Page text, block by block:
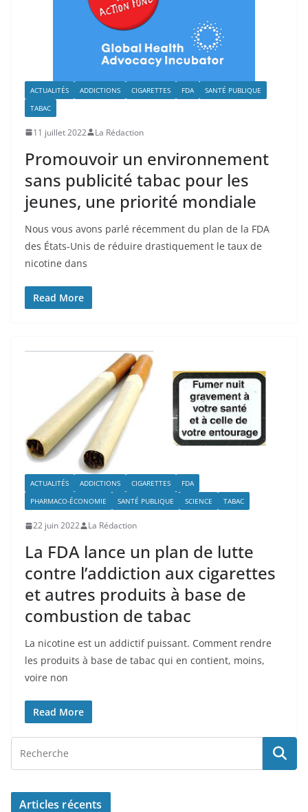
ACTUALITÉS ADDICTIONS CIGARETTES FDA
SANTÉ PUBLIQUE
TABAC
11 juillet 2022 La Rédaction
Promouvoir un environnement
sans publicité tabac pour les
jeunes, une priorité mondiale
Nous vous avons parlé récemment du plan de la FDA
des États-Unis de réduire drastiquement le taux de
nicotine dans
Read More
ACTUALITÉS ADDICTIONS CIGARETTES
FDA
PHARMACO-ÉCONOMIE
SANTÉ PUBLIQUE SCIENCE TABAC
22 juin 2022 La Rédaction
La FDA lance un plan de lutte
contre l’addiction aux cigarettes
et autres produits à base de
combustion de tabac
La nicotine est un addictif puissant. Comment rendre
les produits à base de tabac qui en contient, moins,
voire non
Read More
Articles récents